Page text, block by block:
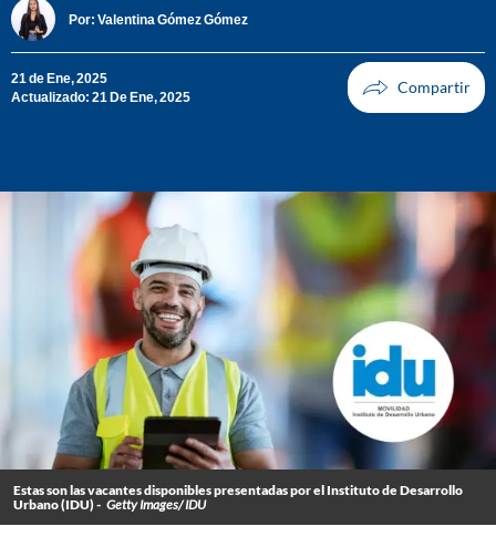
Por: Valentina Gómez Gómez
21 de Ene, 2025
Actualizado: 21 De Ene, 2025
Estas son las vacantes disponibles presentadas por el Instituto de Desarrollo
Urbano (IDU) - Getty Images/ IDU